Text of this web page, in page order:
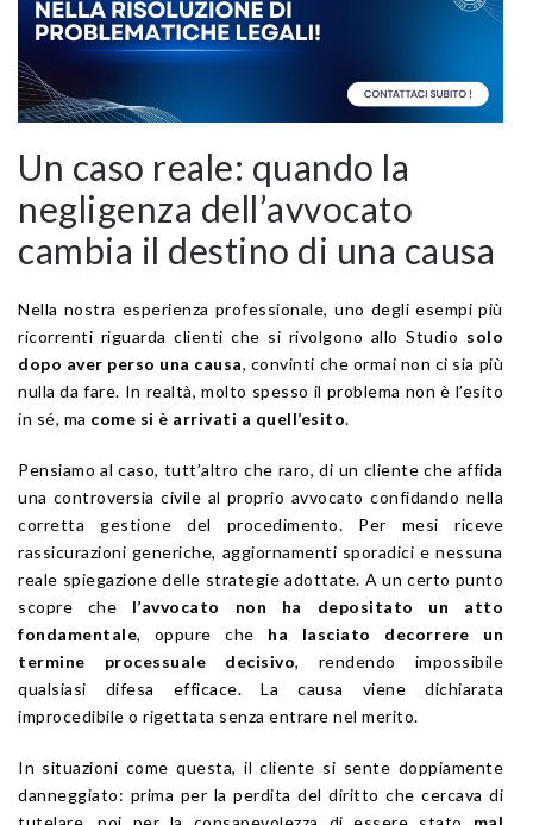
Un caso reale: quando la
negligenza dell’avvocato
cambia il destino di una causa
Nella nostra esperienza professionale, uno degli esempi più
ricorrenti riguarda clienti che si rivolgono allo Studio solo
dopo aver perso una causa, convinti che ormai non ci sia più
nulla da fare. In realtà, molto spesso il problema non è l’esito
in sé, ma come si è arrivati a quell’esito.
Pensiamo al caso, tutt’altro che raro, di un cliente che affida
una controversia civile al proprio avvocato confidando nella
corretta gestione del procedimento. Per mesi riceve
rassicurazioni generiche, aggiornamenti sporadici e nessuna
reale spiegazione delle strategie adottate. A un certo punto
scopre che l’avvocato non ha depositato un atto
fondamentale, oppure che ha lasciato decorrere un
termine processuale decisivo, rendendo impossibile
qualsiasi difesa efficace. La causa viene dichiarata
improcedibile o rigettata senza entrare nel merito.
In situazioni come questa, il cliente si sente doppiamente
danneggiato: prima per la perdita del diritto che cercava di